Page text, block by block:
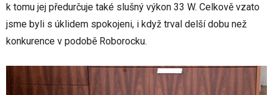
k tomu jej předurčuje také slušný výkon 33 W. Celkově vzato
jsme byli s úklidem spokojeni, i když trval delší dobu než
konkurence v podobě Roborocku.